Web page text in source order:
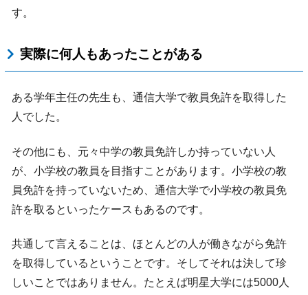
す。
実際に何人もあったことがある
ある学年主任の先生も、通信大学で教員免許を取得した
人でした。
その他にも、元々中学の教員免許しか持っていない人
が、小学校の教員を目指すことがあります。小学校の教
員免許を持っていないため、通信大学で小学校の教員免
許を取るといったケースもあるのです。
共通して言えることは、ほとんどの人が働きながら免許
を取得しているということです。そしてそれは決して珍
しいことではありません。たとえば明星大学には5000人